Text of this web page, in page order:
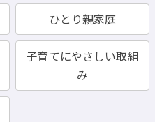
ひとり親家庭
子育てにやさしい取組
み